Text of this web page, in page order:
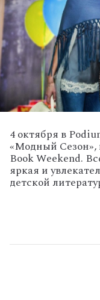
4 октября в
«Модный Сезон»,
Book Weekend.
яркая и
детской